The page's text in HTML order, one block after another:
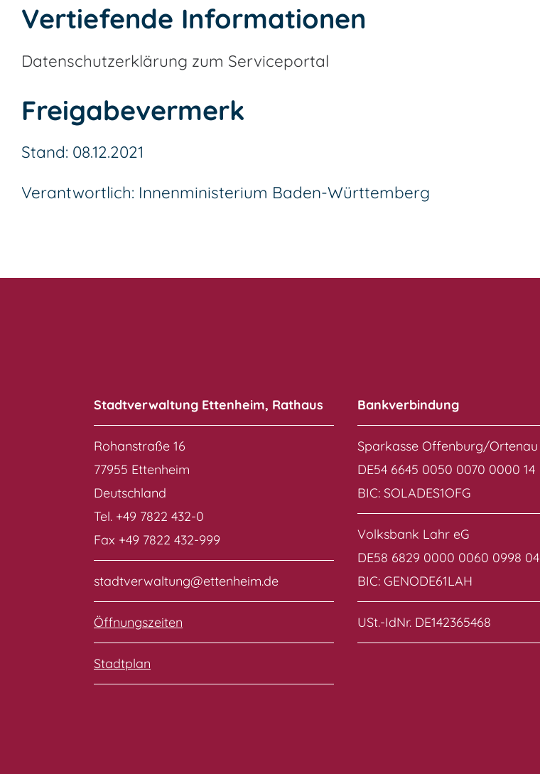
Vertiefende Informationen
Datenschutzerklärung zum Serviceportal
Freigabevermerk
Stand: 08.12.2021
Verantwortlich: Innenministerium Baden-Württemberg
Stadtverwaltung Ettenheim, Rathaus
Rohanstraße 16
77955 Ettenheim
Deutschland
Tel. +49 7822 432-0
Fax +49 7822 432-999
stadtverwaltung@ettenheim.de
Öffnungszeiten
Stadtplan
Bankverbindung
Sparkasse Offenburg/Ortenau
DE54 6645 0050 0070 0000 14
BIC: SOLADES1OFG
Volksbank Lahr eG
DE58 6829 0000 0060 0998 04
BIC: GENODE61LAH
USt.-IdNr. DE142365468